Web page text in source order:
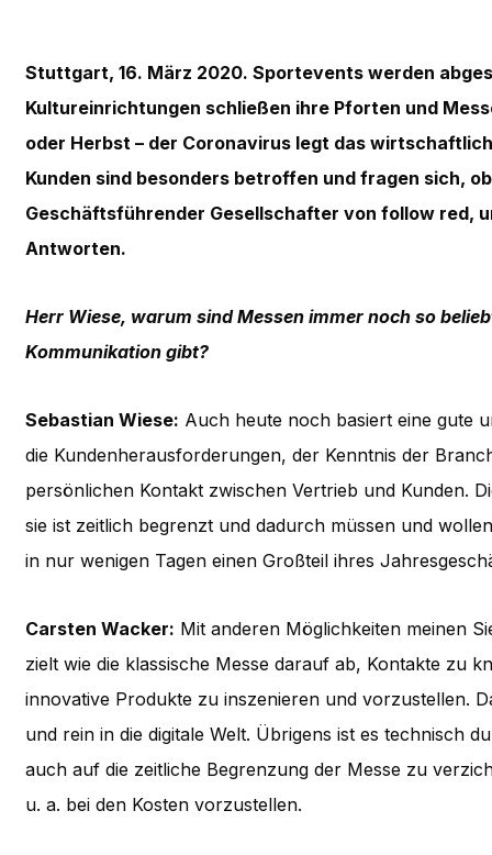
Stuttgart, 16. März 2020. Sportevents werden
Kultureinrichtungen schließen ihre Pforten und
oder Herbst – der Coronavirus legt das
Kunden sind besonders betroffen und fragen sich,
Geschäftsführender Gesellschafter von follow red,
Antworten.
Herr Wiese, warum sind Messen immer noch so
Kommunikation gibt?
Sebastian Wiese: Auch heute noch basiert eine gute
die Kundenherausforderungen, der Kenntnis der
persönlichen Kontakt zwischen Vertrieb und Kunden.
sie ist zeitlich begrenzt und dadurch müssen und
in nur wenigen Tagen einen Großteil ihres
Carsten Wacker: Mit anderen Möglichkeiten meinen
zielt wie die klassische Messe darauf ab, Kontakte zu
innovative Produkte zu inszenieren und vorzustellen.
und rein in die digitale Welt. Übrigens ist es technisch
auch auf die zeitliche Begrenzung der Messe zu
u. a. bei den Kosten vorzustellen.